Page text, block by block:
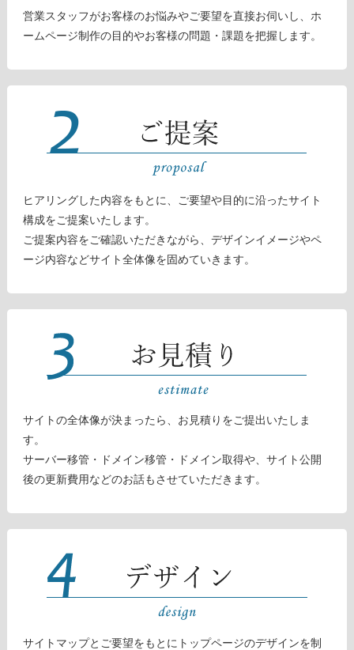
営業スタッフがお客様のお悩みやご要望を直接お伺いし、ホ
ームページ制作の目的やお客様の問題・課題を把握します。
ヒアリングした内容をもとに、ご要望や目的に沿ったサイト
構成をご提案いたします。
ご提案内容をご確認いただきながら、デザインイメージやペ
ージ内容などサイト全体像を固めていきます。
サイトの全体像が決まったら、お見積りをご提出いたしま
す。
サーバー移管・ドメイン移管・ドメイン取得や、サイト公開
後の更新費用などのお話もさせていただきます。
サイトマップとご要望をもとにトップページのデザインを制